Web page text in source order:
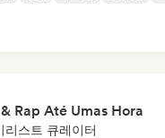
Rap Até Umas Hora
리스트 큐레이터